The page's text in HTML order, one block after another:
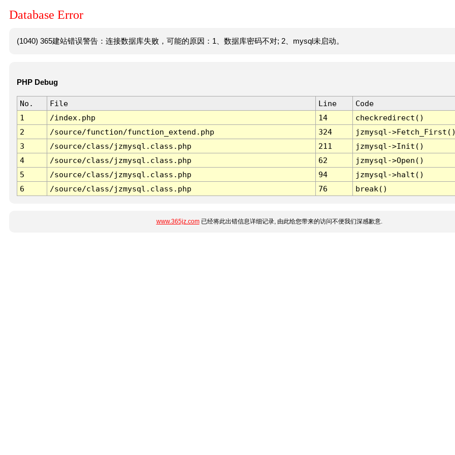
Database Error
(1040) 365建站错误警告：连接数据库失败，可能的原因：1、数据库密码不对; 2、mysql未启动。
PHP Debug
No. File Line
Code
1
/index.php 14
checkredirect()
2
/source/function/function_extend.php 324
jzmysql-
3
/source/class/jzmysql.class.php 211
jzmysql->Init()
4
/source/class/jzmysql.class.php 62
jzmysql->Open()
5
/source/class/jzmysql.class.php 94
jzmysql->halt()
6
/source/class/jzmysql.class.php 76 break()
www.365jz.com已经将此出错信息详细记录, 由此给您带来的访问不便我们深感歉意.